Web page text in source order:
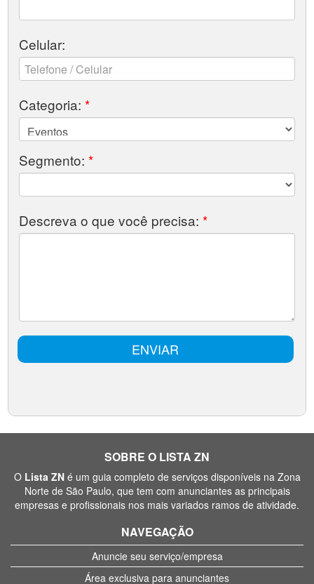
SOBRE O LISTA ZN
O Lista ZNé um guia completo de serviços disponíveis na Zona
Norte de São Paulo, que tem com anunciantes as principais
empresas e profissionais nos mais variados ramos de atividade.
NAVEGAÇÃO
Anuncie seu serviço/empresa
Área exclusiva para anunciantes